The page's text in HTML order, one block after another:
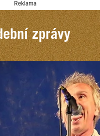
Reklama
zprávy